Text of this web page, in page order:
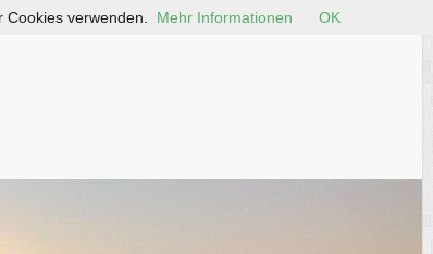
verwenden. Mehr Informationen OK